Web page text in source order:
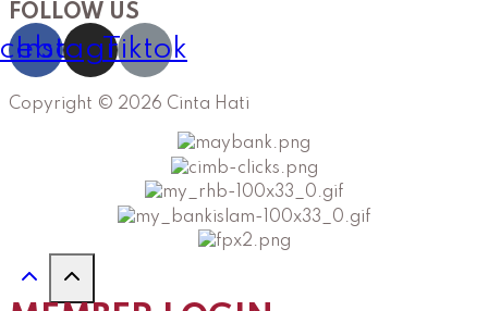
FOLLOW US
Instagram
Tiktok
Copyright © 2026 Cinta Hati